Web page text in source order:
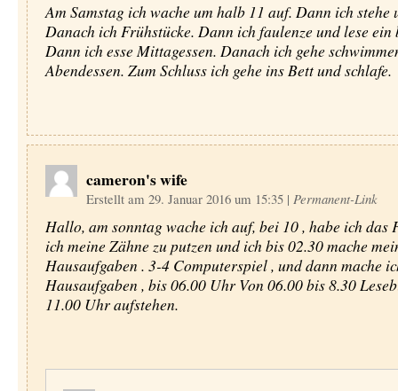
Am Samstag ich wache um halb 11 auf. Dann ich stehe
Danach ich Frühstücke. Dann ich faulenze und lese ein
Dann ich esse Mittagessen. Danach ich gehe
Abendessen. Zum Schluss ich gehe ins Bett und schlafe.
cameron's wife
Erstellt am 29. Januar 2016 um 15:35 | Permanent-Link
Hallo, am sonntag wache ich auf, bei 10 , habe ich das
ich meine Zähne zu putzen und ich bis 02.30 mache
Hausaufgaben . 3-4 Computerspiel , und dann mache
Hausaufgaben , bis 06.00 Uhr Von 06.00 bis 8.30
11.00 Uhr aufstehen.